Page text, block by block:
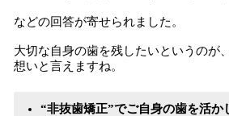
などの回答が寄せられました。
大切な自身の歯を残したいというのが
想いと言えますね。
“非抜歯矯正”でご自身の歯を活か